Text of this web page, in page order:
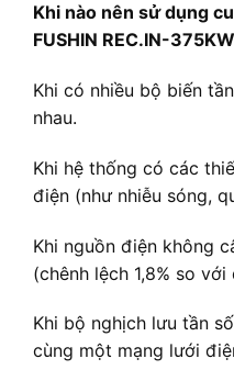
Khi nào nên sử dụng
FUSHIN REC.IN-375KW
Khi có nhiều bộ biến
nhau.
Khi hệ thống có các
điện (như nhiễu sóng,
Khi nguồn điện không
(chênh lệch 1,8% so
Khi bộ nghịch lưu tần
cùng một mạng lưới